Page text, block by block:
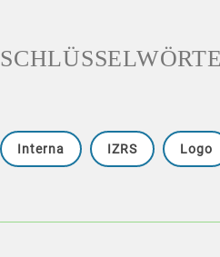
Interna IZRS Logo